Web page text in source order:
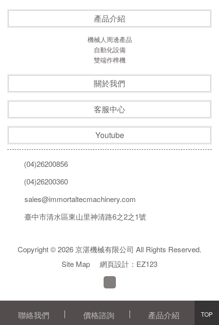
聯絡我們 價格諮詢 產品介紹 TOP返
產品介紹
機械人周邊產品
自動化設備
雙端作榫機
關於我們
客服中心
Youtube
(04)26200856
(04)26200360
sales@immortaltecmachinery.com
臺中市清水區東山里神清路6之2之1號
Copyright © 2026 京湛機械有限公司 All Rights Reserved.
Site Map
網頁設計：EZ123